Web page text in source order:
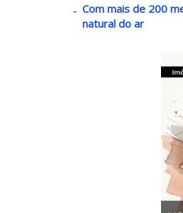
Com mais de 200
natural do ar